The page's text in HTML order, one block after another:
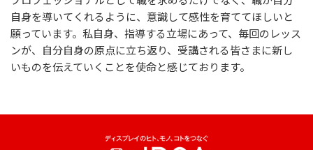
自身を導いてくれるように、意識して感性を育ててほしいと
願っています。私自身、指導する立場にあって、毎回のレッス
ンが、自分自身の原点に立ち返り、受講される皆さまに新し
いものを伝えていくことを使命と感じております。